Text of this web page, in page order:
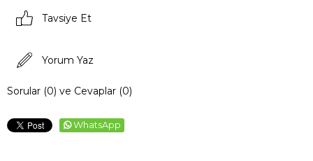
Tavsiye Et
Yorum Yaz
Sorular (0) ve Cevaplar (0)
WhatsApp